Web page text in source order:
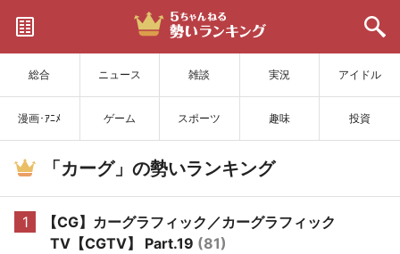
総合 ニュース 雑談 実況 アイドル
漫画･ｱﾆﾒ ゲーム スポーツ 趣味 投資
サイトを更新
「カーグ」の勢いランキング
1
【CG】カーグラフィック／カーグラフィック
TV【CGTV】 Part.19 (81)